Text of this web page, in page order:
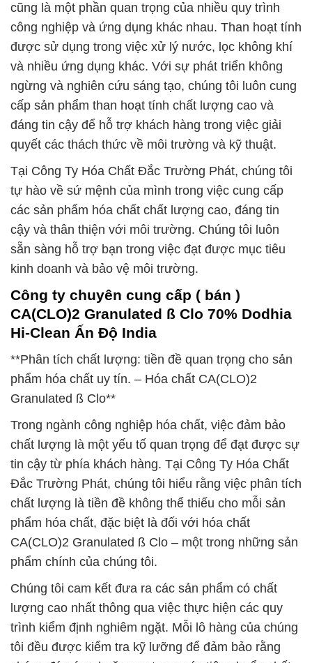
cũng là một phần quan trọng của nhiều quy trình
công nghiệp và ứng dụng khác nhau. Than hoạt tính
được sử dụng trong việc xử lý nước, lọc không khí
và nhiều ứng dụng khác. Với sự phát triển không
ngừng và nghiên cứu sáng tạo, chúng tôi luôn cung
cấp sản phẩm than hoạt tính chất lượng cao và
đáng tin cậy để hỗ trợ khách hàng trong việc giải
quyết các thách thức về môi trường và kỹ thuật.
Tại Công Ty Hóa Chất Đắc Trường Phát, chúng tôi
tự hào về sứ mệnh của mình trong việc cung cấp
các sản phẩm hóa chất chất lượng cao, đáng tin
cậy và thân thiện với môi trường. Chúng tôi luôn
sẵn sàng hỗ trợ bạn trong việc đạt được mục tiêu
kinh doanh và bảo vệ môi trường.
Công ty chuyên cung cấp ( bán )
CA(CLO)2 Granulated ß Clo 70% Dodhia
Hi-Clean Ấn Độ India
**Phân tích chất lượng: tiền đề quan trọng cho sản
phẩm hóa chất uy tín. – Hóa chất CA(CLO)2
Granulated ß Clo**
Trong ngành công nghiệp hóa chất, việc đảm bảo
chất lượng là một yếu tố quan trọng để đạt được sự
tin cậy từ phía khách hàng. Tại Công Ty Hóa Chất
Đắc Trường Phát, chúng tôi hiểu rằng việc phân tích
chất lượng là tiền đề không thể thiếu cho mỗi sản
phẩm hóa chất, đặc biệt là đối với hóa chất
CA(CLO)2 Granulated ß Clo – một trong những sản
phẩm chính của chúng tôi.
Chúng tôi cam kết đưa ra các sản phẩm có chất
lượng cao nhất thông qua việc thực hiện các quy
trình kiểm định nghiêm ngặt. Mỗi lô hàng của chúng
tôi đều được kiểm tra kỹ lưỡng để đảm bảo rằng